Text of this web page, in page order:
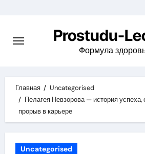
содержимому
Prostudu-
Формула
Главная
Uncategorised
Пелагея Невзорова — история успеха,
прорыв в карьере
Uncategorised